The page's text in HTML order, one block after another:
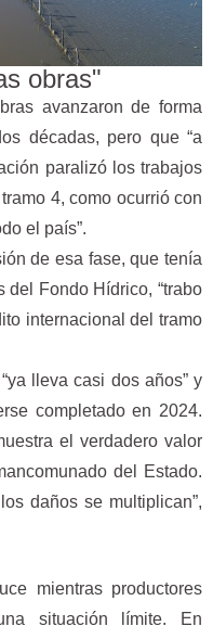
obras"
avanzaron de forma
décadas, pero que “a
paralizó los trabajos
4, como ocurrió con
el país”.
de esa fase, que tenía
del Fondo Hídrico, “trabo
internacional del tramo
lleva casi dos años” y
completado en 2024.
el verdadero valor
del Estado.
daños se multiplican”,
mientras productores
situación límite. En